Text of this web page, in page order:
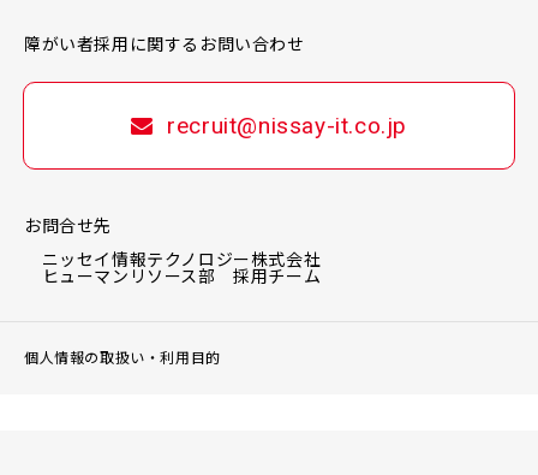
障がい者採用に関するお問い合わせ
recruit@nissay-it.co.jp
お問合せ先
ニッセイ情報テクノロジー株式会社
ヒューマンリソース部 採用チーム
個人情報の取扱い・利用目的